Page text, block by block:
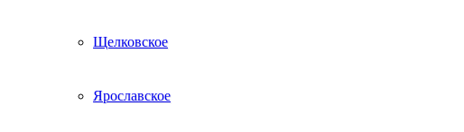
Щелковское
Ярославское